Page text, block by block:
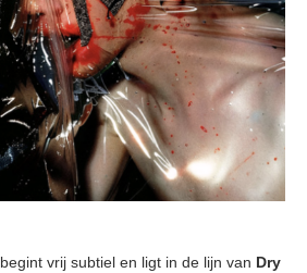
begint vrij subtiel en ligt in de lijn van Dry